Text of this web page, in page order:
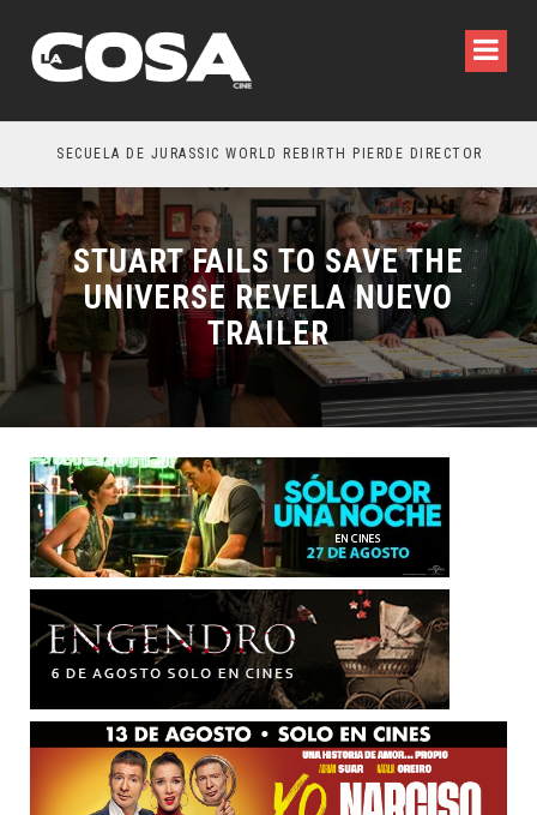
SECUELA DE JURASSIC WORLD REBIRTH PIERDE DIRECTOR
STUART FAILS TO SAVE THE
UNIVERSE REVELA NUEVO
TRAILER